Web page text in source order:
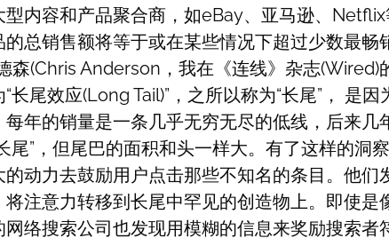
型内容和产品聚合商，如eBay、亚马逊、Netflix
的总销售额将等于或在某些情况下超过少数最畅
森(Chris Anderson，我在《连线》杂志(Wired)
长尾效应(Long Tail)”，之所以称为“长尾”， 是
每年的销量是一条几乎无穷无尽的低线，后来几
尾”，但尾巴的面积和头一样大。有了这样的洞
的动力去鼓励用户点击那些不知名的条目。他们
将注意力转移到长尾中罕见的创造物上。即使是
网络搜索公司也发现用模糊的信息来奖励搜索者